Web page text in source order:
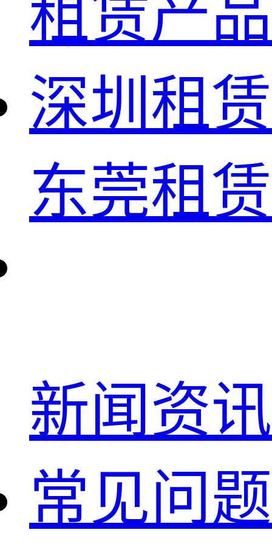
租赁产品
深圳租
东莞租
新闻资讯
常见问题